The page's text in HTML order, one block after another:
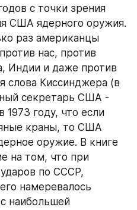
с точки зрения
США ядерного оружия.
раз американцы
нас, против
Индии и даже против
слова Киссинджера (в
секретарь США -
1973 году, что если
краны, то США
оружие. В книге
на том, что при
по СССР,
намеревалось
наибольшей